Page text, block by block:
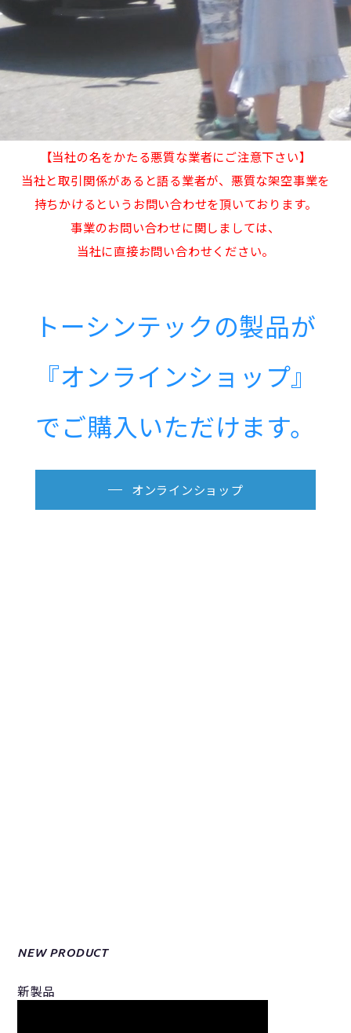
【当社の名をかたる悪質な業者にご注意下さい】
当社と取引関係があると語る業者が、悪質な架空事業を
持ちかけるというお問い合わせを頂いております。
事業のお問い合わせに関しましては、
当社に直接お問い合わせください。
トーシンテックの製品が
『オンラインショップ』
でご購入いただけます。
オンラインショップ
NEW PRODUCT
新製品